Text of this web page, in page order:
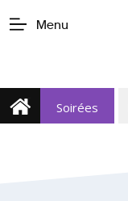
Menu
Soirées